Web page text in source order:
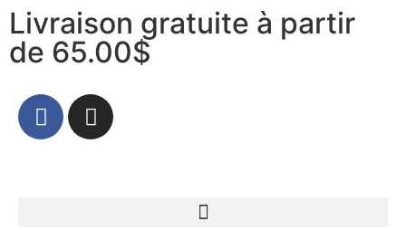
Livraison gratuite à partir
de 65.00$